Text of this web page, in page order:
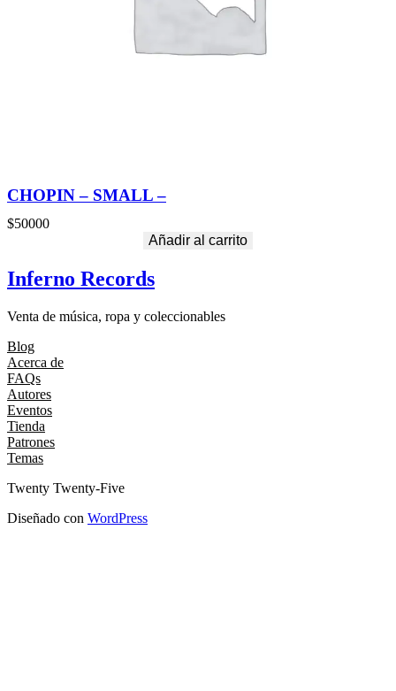
CHOPIN – SMALL –
$50000
Añadir al carrito
Inferno Records
Venta de música, ropa y coleccionables
Blog
Acerca de
FAQs
Autores
Eventos
Tienda
Patrones
Temas
Twenty Twenty-Five
Diseñado con WordPress